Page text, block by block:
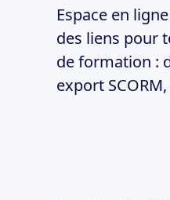
Espace en
des liens pour
de formation :
export